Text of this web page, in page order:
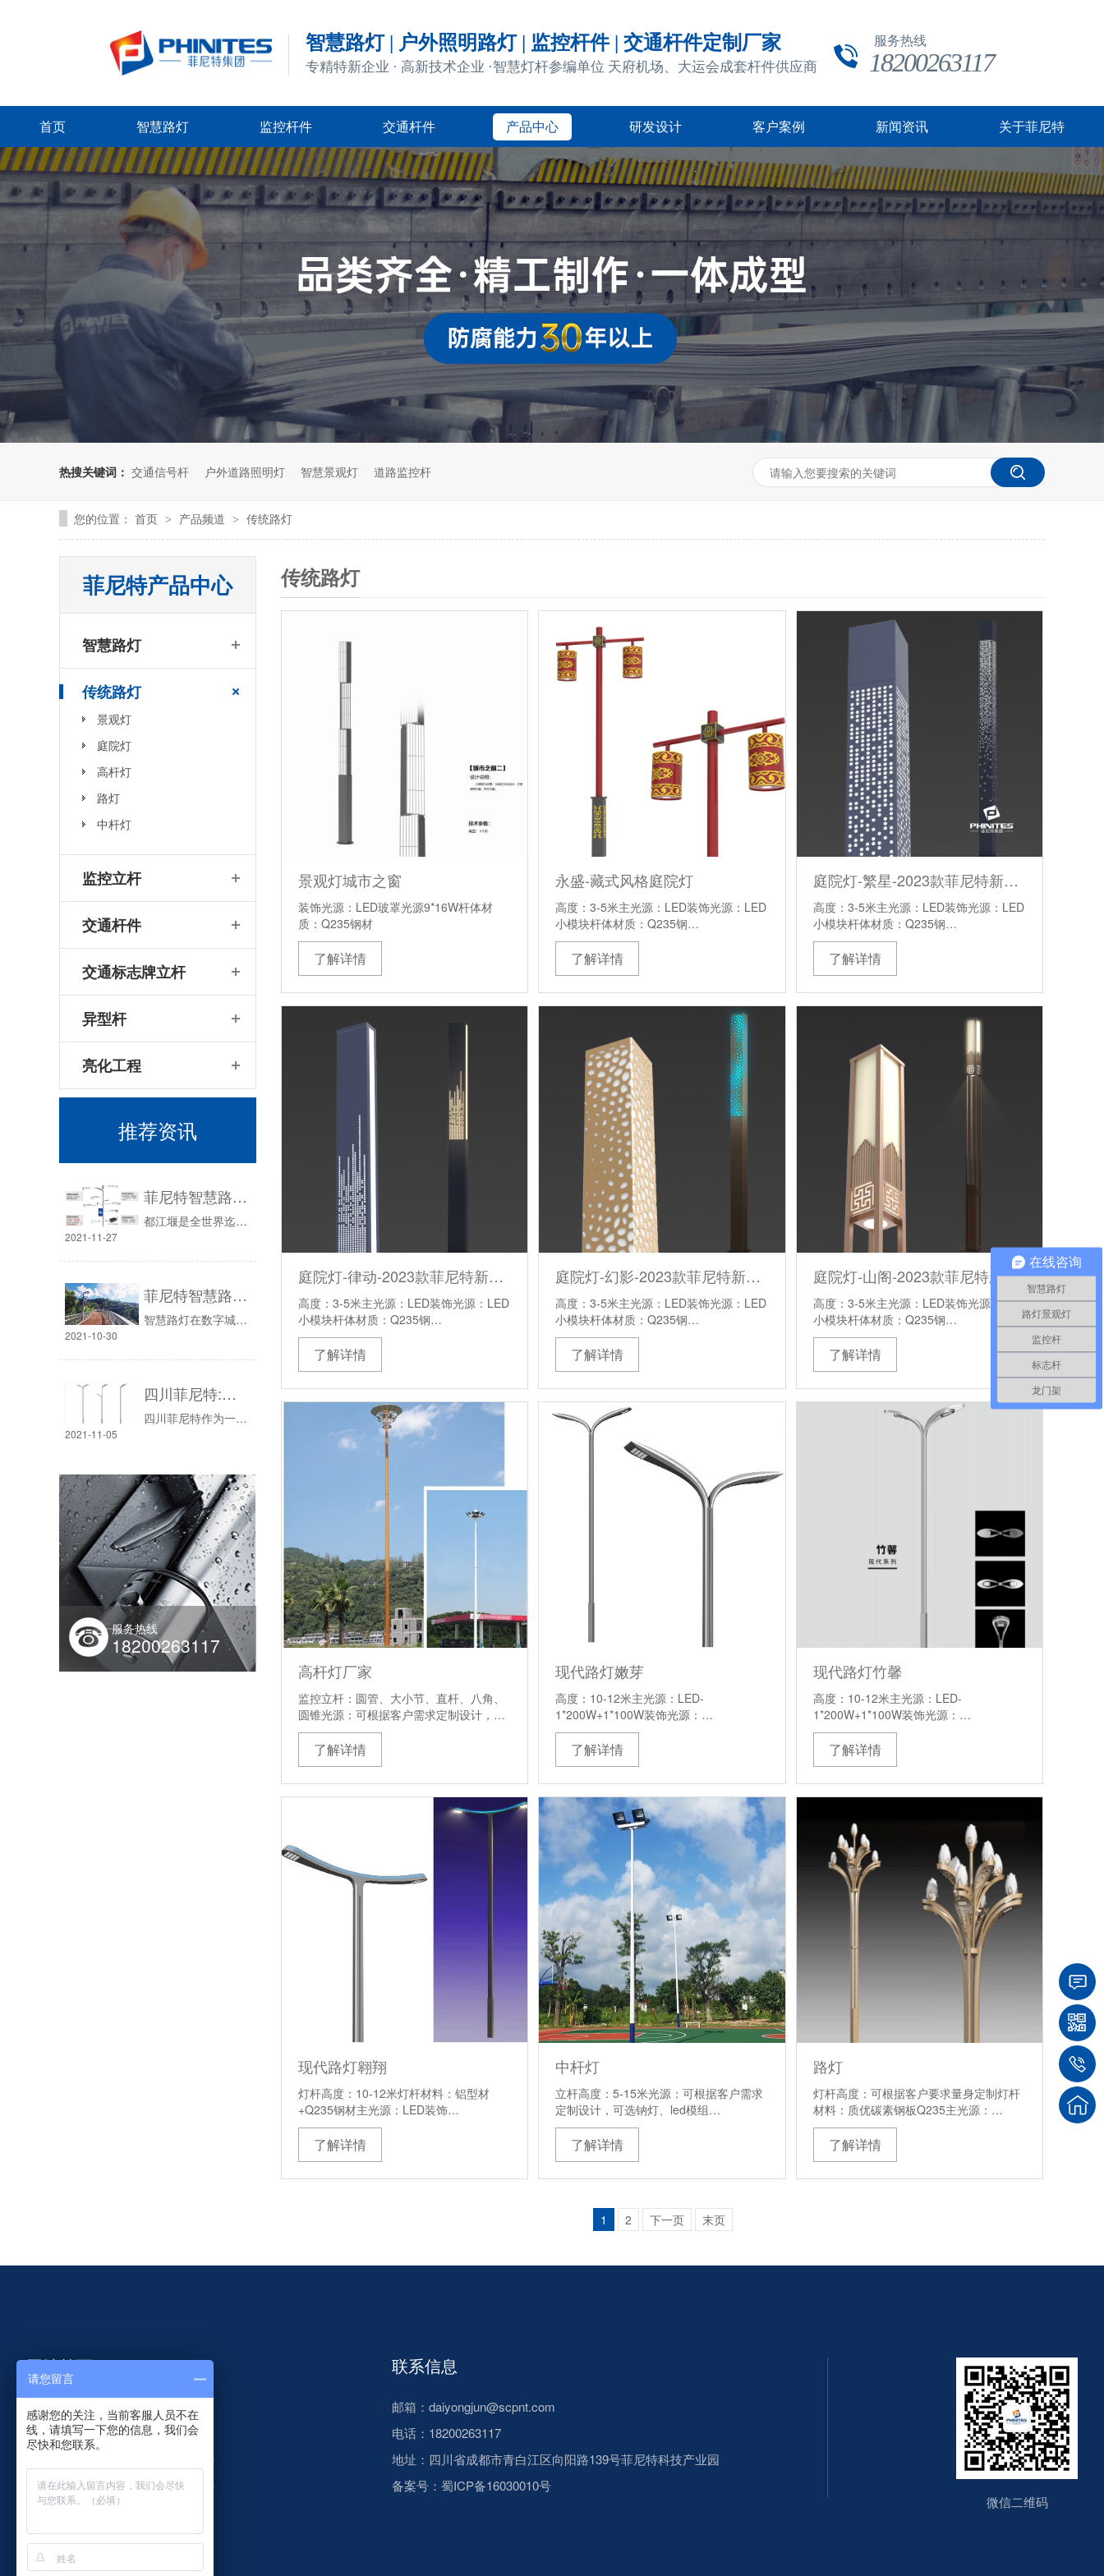
智慧路灯 | 户外照明路灯 | 监控杆件 | 交通杆件定制厂家
专精特新企业 · 高新技术企业 ·智慧灯杆参编单位 天府机场、大运会成套杆件供应商
服务热线
18200263117
首页 智慧路灯 监控杆件 交通杆件 产品中心 研发设计 客户案例 新闻资讯 关于菲尼特
热搜关键词： 交通信号杆 户外道路照明灯 智慧景观灯 道路监控杆
您的位置： 首页 > 产品频道 > 传统路灯
传统路灯
景观灯城市之窗
装饰光源：LED玻罩光源9*16W杆体材
质：Q235钢材
了解详情
永盛-藏式风格庭院灯
高度：3-5米主光源：LED装饰光源：LED
小模块杆体材质：Q235钢…
了解详情
庭院灯-繁星-2023款菲尼特新中式庭院灯
高度：3-5米主光源：LED装饰光源：LED
小模块杆体材质：Q235钢…
了解详情
庭院灯-律动-2023款菲尼特新中式庭院灯
高度：3-5米主光源：LED装饰光源：LED
小模块杆体材质：Q235钢…
了解详情
庭院灯-幻影-2023款菲尼特新中式庭院灯
高度：3-5米主光源：LED装饰光源：LED
小模块杆体材质：Q235钢…
了解详情
庭院灯-山阁-2023款菲尼特新中式庭院灯
高度：3-5米主光源：LED装饰光源：LED
小模块杆体材质：Q235钢…
了解详情
高杆灯厂家
监控立杆：圆管、大小节、直杆、八角、
圆锥光源：可根据客户需求定制设计，…
了解详情
现代路灯嫩芽
高度：10-12米主光源：LED-
1*200W+1*100W装饰光源：…
了解详情
现代路灯竹馨
高度：10-12米主光源：LED-
1*200W+1*100W装饰光源：…
了解详情
现代路灯翱翔
灯杆高度：10-12米灯杆材料：铝型材
+Q235钢材主光源：LED装饰…
了解详情
中杆灯
立杆高度：5-15米光源：可根据客户需求
定制设计，可选钠灯、led模组…
了解详情
路灯
灯杆高度：可根据客户要求量身定制灯杆
材料：质优碳素钢板Q235主光源：…
了解详情
1 2 下一页 末页
菲尼特产品中心
智慧路灯
传统路灯
景观灯
庭院灯
高杆灯
路灯
中杆灯
监控立杆
交通杆件
交通标志牌立杆
异型杆
亮化工程
推荐资讯
菲尼特智慧路灯“揽月”赋能都江堰 打造数字化特色智慧景区
都江堰是全世界迄今为止，年代最久、唯一留存、以无坝引水为特征的宏大水利工程，成为成都的后花园和“门面担当”，无疑是大家来成都旅游的重要原因之一。近年来都江堰景区不断在探究“智慧化景区”的建设思路，以“新基建”为引领，不断强化智慧城市的建设，打造数字化智慧景区，创建新一代的“5A旅游景区”。
2021-11-27
菲尼特智慧路灯智服全国首条智能健康步道-珠海景山道
智慧路灯在数字城市中，除了基本的照明，节能省电和各种智能化控制外，菲尼特智慧路灯不再是传统意义上的路灯杆，也不仅仅是智慧设备搭载的共杆，而是城市孪生数字场景物联传感网络的采集端，是户外便民措施开放的载体，数字城市数据采集和监测的重要部分，带AI边缘计算与城市大脑的它是数字城市的最强服务终端。
2021-10-30
四川菲尼特:从智慧路灯到数字孪生再到元宇宙
四川菲尼特作为一家致力于为城市未来数字场景提供服务的公司，公司出品的智慧路灯、城市大脑、数字城市全栈AI，始终致力于城市未来场景业务探索，用领先的数字城市全栈AI赋能元宇宙的探索城市未来生活场景。
2021-11-05
服务热线
18200263117
网站首页
智慧共杆
研发设计
监控杆件
客户案例
关于菲尼特
产品中心
联系菲尼特
联系信息
邮箱：daiyongjun@scpnt.com
电话：18200263117
地址：四川省成都市青白江区向阳路139号菲尼特科技产业园
备案号： 蜀ICP备16030010号
微信二维码
在线咨询
智慧路灯
路灯景观灯
监控杆
标志杆
龙门架
请您留言
感谢您的关注，当前客服人员不在
线，请填写一下您的信息，我们会
尽快和您联系。